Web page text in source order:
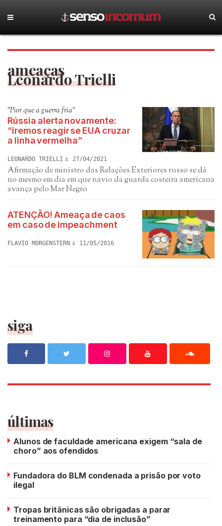
ameaças
Leonardo Trielli
"Pior que a guerra fria"
Rússia alerta novamente:
“iremos reagir se EUA cruzar
a linha vermelha”
LEONARDO TRIELLI 27/04/2021
Afirmação de ministro das Relações Exteriores russo se dá
no mesmo em dia em que navio da guarda costeira americana
avança pelo Mar Negro
ATENÇÃO! Ameaça de caos
em caso de impeachment
FLAVIO MORGENSTERN 11/05/2016
siga
últimas
Alunos de faculdade americana exigem “sala de
choro” aos ofendidos
Fundadora do BLM condenada a prisão por voto
ilegal
Tropas britânicas são obrigadas a parar
treinamento para “dia de inclusão”